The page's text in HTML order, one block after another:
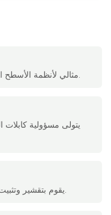
مثالي لأنظمة الأسطح المزودة بكابلات تصل مساحتها إلى 16 مم².
يقوم بتقشير وتثبيت الكابلات التالفة بسرعة دون توقف النظام.